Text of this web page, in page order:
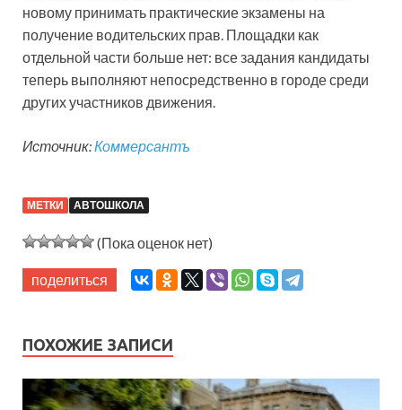
новому принимать практические экзамены на
получение водительских прав. Площадки как
отдельной части больше нет: все задания кандидаты
теперь выполняют непосредственно в городе среди
других участников движения.
Источник:Коммерсантъ
МЕТКИ АВТОШКОЛА
(Пока оценок нет)
поделиться
ПОХОЖИЕ ЗАПИСИ